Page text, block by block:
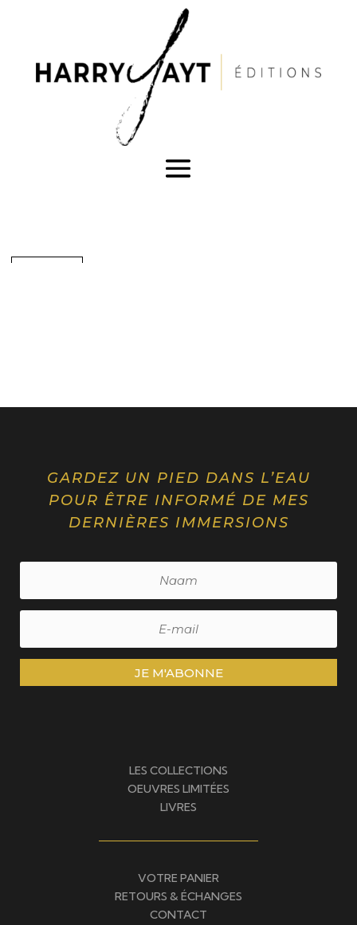
GARDEZ UN PIED DANS L’EAU
POUR ÊTRE INFORMÉ DE MES
DERNIÈRES IMMERSIONS
JE M'ABONNE
LES COLLECTIONS
OEUVRES LIMITÉES
LIVRES
VOTRE PANIER
RETOURS & ÉCHANGES
CONTACT